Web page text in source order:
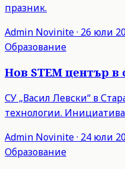
празник.
Admin Novinite· 26 юли
Образование
Нов STEM център
СУ „Васил Левски“ в
технологии.
Admin Novinite· 24 юли
Образование